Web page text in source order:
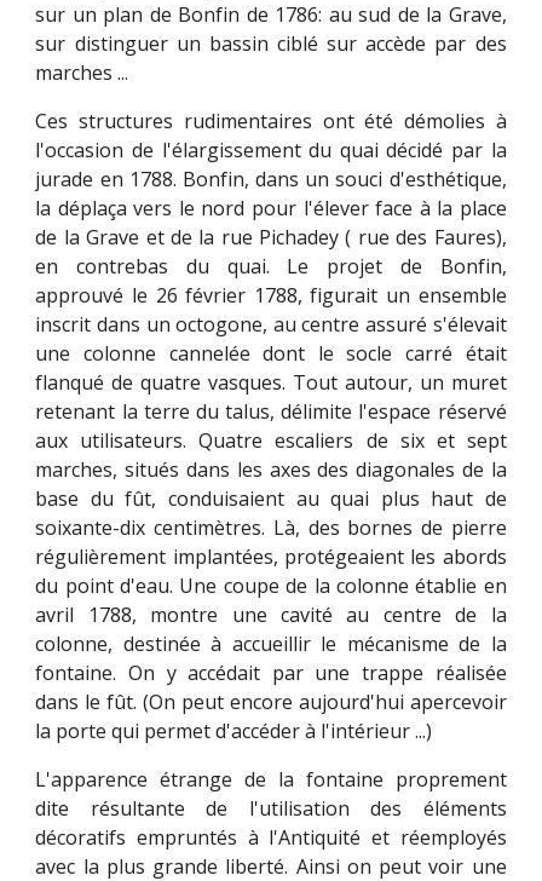
sur un plan de Bonfin de 1786: au sud de la Grave,
sur distinguer un bassin ciblé sur accède par des
marches ...
Ces structures rudimentaires ont été démolies à
l'occasion de l'élargissement du quai décidé par la
jurade en 1788. Bonfin, dans un souci d'esthétique,
la déplaça vers le nord pour l'élever face à la place
de la Grave et de la rue Pichadey ( rue des Faures),
en contrebas du quai. Le projet de Bonfin,
approuvé le 26 février 1788, figurait un ensemble
inscrit dans un octogone, au centre assuré s'élevait
une colonne cannelée dont le socle carré était
flanqué de quatre vasques. Tout autour, un muret
retenant la terre du talus, délimite l'espace réservé
aux utilisateurs. Quatre escaliers de six et sept
marches, situés dans les axes des diagonales de la
base du fût, conduisaient au quai plus haut de
soixante-dix centimètres. Là, des bornes de pierre
régulièrement implantées, protégeaient les abords
du point d'eau. Une coupe de la colonne établie en
avril 1788, montre une cavité au centre de la
colonne, destinée à accueillir le mécanisme de la
fontaine. On y accédait par une trappe réalisée
dans le fût. (On peut encore aujourd'hui apercevoir
la porte qui permet d'accéder à l'intérieur ...)
L'apparence étrange de la fontaine proprement
dite résultante de l'utilisation des éléments
décoratifs empruntés à l'Antiquité et réemployés
avec la plus grande liberté. Ainsi on peut voir une